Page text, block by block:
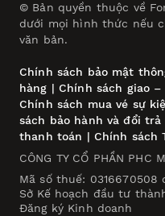
© Bản quyền thuộc về
dưới mọi hình thức nếu
văn bản.
Chính sách bảo mật
hàng | Chính sách giao
Chính sách mua vé sự
sách bảo hành và đổi trả
thanh toán | Chính sách
CÔNG TY CỔ PHẦN PHC
Mã số thuế: 0316670508
Sở Kế hoạch đầu tư
Đăng ký Kinh doanh